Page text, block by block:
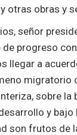
otras obras y
señor
progreso
llegar a
migratorio
sobre la
y bajo
son frutos de